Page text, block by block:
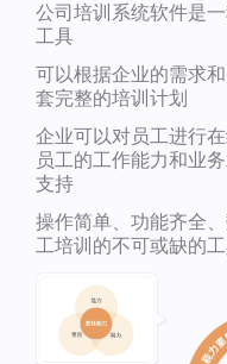
公司培训系统软件是
工具
可以根据企业的需求
套完整的培训计划
企业可以对员工进行
员工的工作能力和业
支持
操作简单、功能齐全
工培训的不可或缺的